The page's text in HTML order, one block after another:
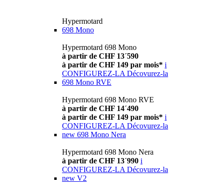
Hypermotard
698 Mono
Hypermotard 698 Mono
à partir de CHF 13´590
à partir de CHF 149 par mois* i
CONFIGUREZ-LA Décovurez-la
698 Mono RVE
Hypermotard 698 Mono RVE
à partir de CHF 14´490
à partir de CHF 149 par mois* i
CONFIGUREZ-LA Décovurez-la
new 698 Mono Nera
Hypermotard 698 Mono Nera
à partir de CHF 13´990 i
CONFIGUREZ-LA Décovurez-la
new V2